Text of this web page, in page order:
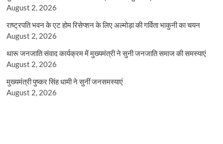
August 2, 2026
राष्ट्रपति भवन के एट होम रिसेप्शन के लिए अल्मोड़ा की गर्विता भाकुनी का चयन
August 2, 2026
थारू जनजाति संवाद कार्यक्रम में मुख्यमंत्री ने सुनी जनजाति समाज की समस्याएं
August 2, 2026
मुख्यमंत्री पुष्कर सिंह धामी ने सुनीं जनसमस्याएं
August 2, 2026